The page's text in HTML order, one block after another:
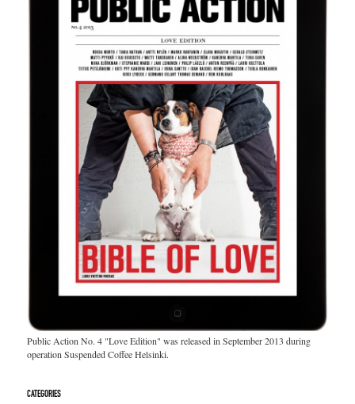
Public Action No. 4 "Love Edition" was released in September 2013 during
operation Suspended Coffee Helsinki.
CATEGORIES